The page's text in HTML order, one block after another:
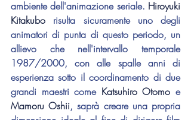
ambiente dell'animazione seriale. Hiroyuki
Kitakubo risulta sicuramente uno degli
animatori di punta di questo periodo, un
allievo che nell'intervallo temporale
1987/2000, con alle spalle anni di
esperienza sotto il coordinamento di due
grandi maestri come Katsuhiro Otomo
e
Mamoru Oshii, saprà creare una propria